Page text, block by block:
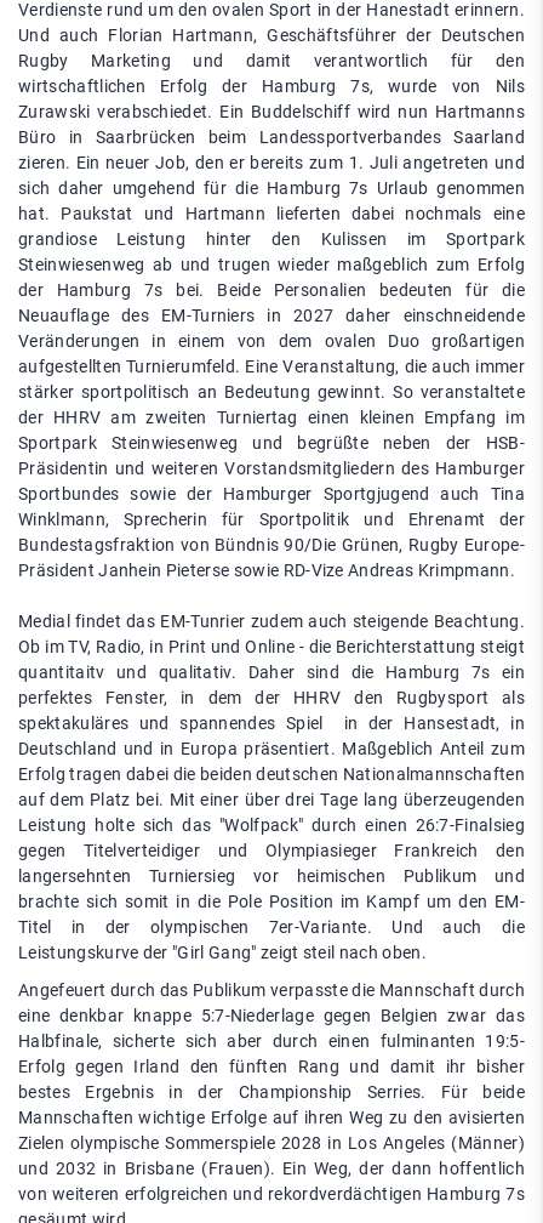
Verdienste rund um den ovalen Sport in der Hanestadt erinnern.
Und auch Florian Hartmann, Geschäftsführer der Deutschen
Rugby Marketing und damit verantwortlich für den
wirtschaftlichen Erfolg der Hamburg 7s, wurde von Nils
Zurawski verabschiedet. Ein Buddelschiff wird nun Hartmanns
Büro in Saarbrücken beim Landessportverbandes Saarland
zieren. Ein neuer Job, den er bereits zum 1. Juli angetreten und
sich daher umgehend für die Hamburg 7s Urlaub genommen
hat. Paukstat und Hartmann lieferten dabei nochmals eine
grandiose Leistung hinter den Kulissen im Sportpark
Steinwiesenweg ab und trugen wieder maßgeblich zum Erfolg
der Hamburg 7s bei. Beide Personalien bedeuten für die
Neuauflage des EM-Turniers in 2027 daher einschneidende
Veränderungen in einem von dem ovalen Duo großartigen
aufgestellten Turnierumfeld. Eine Veranstaltung, die auch immer
stärker sportpolitisch an Bedeutung gewinnt. So veranstaltete
der HHRV am zweiten Turniertag einen kleinen Empfang im
Sportpark Steinwiesenweg und begrüßte neben der HSB-
Präsidentin und weiteren Vorstandsmitgliedern des Hamburger
Sportbundes sowie der Hamburger Sportgjugend auch Tina
Winklmann, Sprecherin für Sportpolitik und Ehrenamt der
Bundestagsfraktion von Bündnis 90/Die Grünen, Rugby Europe-
Präsident Janhein Pieterse sowie RD-Vize Andreas Krimpmann.
Medial findet das EM-Tunrier zudem auch steigende Beachtung.
Ob im TV, Radio, in Print und Online - die Berichterstattung steigt
quantitaitv und qualitativ. Daher sind die Hamburg 7s ein
perfektes Fenster, in dem der HHRV den Rugbysport als
spektakuläres und spannendes Spiel in der Hansestadt, in
Deutschland und in Europa präsentiert. Maßgeblich Anteil zum
Erfolg tragen dabei die beiden deutschen Nationalmannschaften
auf dem Platz bei. Mit einer über drei Tage lang überzeugenden
Leistung holte sich das "Wolfpack" durch einen 26:7-Finalsieg
gegen Titelverteidiger und Olympiasieger Frankreich den
langersehnten Turniersieg vor heimischen Publikum und
brachte sich somit in die Pole Position im Kampf um den EM-
Titel in der olympischen 7er-Variante. Und auch die
Leistungskurve der "Girl Gang" zeigt steil nach oben.
Angefeuert durch das Publikum verpasste die Mannschaft durch
eine denkbar knappe 5:7-Niederlage gegen Belgien zwar das
Halbfinale, sicherte sich aber durch einen fulminanten 19:5-
Erfolg gegen Irland den fünften Rang und damit ihr bisher
bestes Ergebnis in der Championship Serries. Für beide
Mannschaften wichtige Erfolge auf ihren Weg zu den avisierten
Zielen olympische Sommerspiele 2028 in Los Angeles (Männer)
und 2032 in Brisbane (Frauen). Ein Weg, der dann hoffentlich
von weiteren erfolgreichen und rekordverdächtigen Hamburg 7s